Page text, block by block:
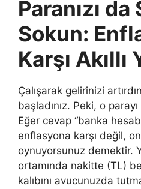
Paranızı da
Sokun:
Karşı Akıllı
Çalışarak gelirinizi
başladınız. Peki, o
Eğer cevap “banka
enflasyona karşı değil,
oynuyorsunuz demektir.
ortamında nakitte (TL)
kalıbını avucunuzda